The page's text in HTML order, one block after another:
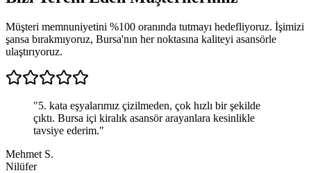
Müşteri memnuniyetini %100 oranında tutmayı hedefliyoruz. İşimizi
şansa bırakmıyoruz, Bursa'nın her noktasına kaliteyi asansörle
ulaştırıyoruz.
"5. kata eşyalarımız çizilmeden, çok hızlı bir şekilde
çıktı. Bursa içi kiralık asansör arayanlara kesinlikle
tavsiye ederim."
Mehmet S.
Nilüfer